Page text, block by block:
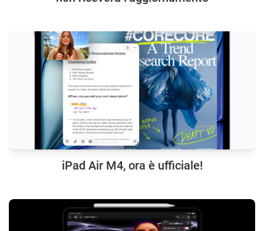
iPad Air M4, ora è ufficiale!